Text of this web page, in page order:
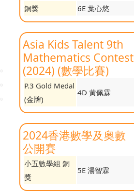
銅獎
6E 葉心悠
Asia Kids Talent 9th
Mathematics Contest
(2024) (數學比賽)
P.3 Gold Medal
(金牌)
4D 黃佩霖
2024香港數學及奧數
公開賽
小五數學組 銅
獎
5E 湯智霖